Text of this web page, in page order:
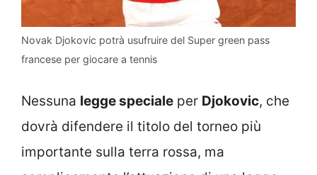
Novak Djokovic potrà usufruire del Super green pass
francese per giocare a tennis
Nessuna legge speciale per Djokovic, che
dovrà difendere il titolo del torneo più
importante sulla terra rossa, ma